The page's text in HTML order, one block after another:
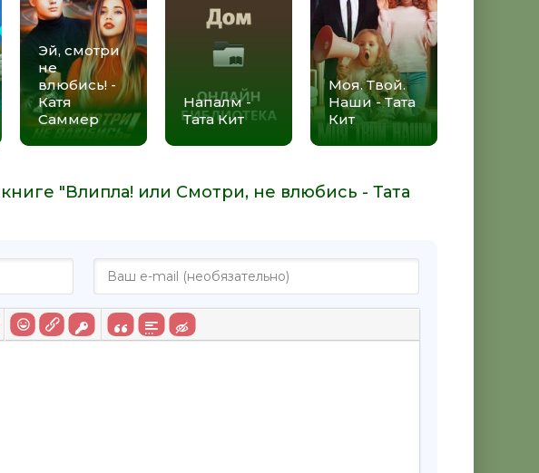
Эй, смотри
не
влюбись! -
Катя
Саммер
Напалм -
Тата Кит
Моя. Твой.
Наши - Тата
Кит
"Влипла! или Смотри, не влюбись - Тата